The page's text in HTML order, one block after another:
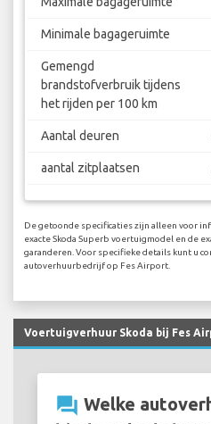
Minimale bagageruimte
Gemengd
brandstofverbruik tijdens
het rijden per 100 km
Aantal deuren
aantal zitplaatsen
De getoonde specificaties zijn alleen voor
exacte Skoda Superb voertuigmodel en de
garanderen. Voor specifieke details kunt u
autoverhuurbedrijf op Fes Airport.
Voertuigverhuur Skoda bij Fes
question_answer Welke